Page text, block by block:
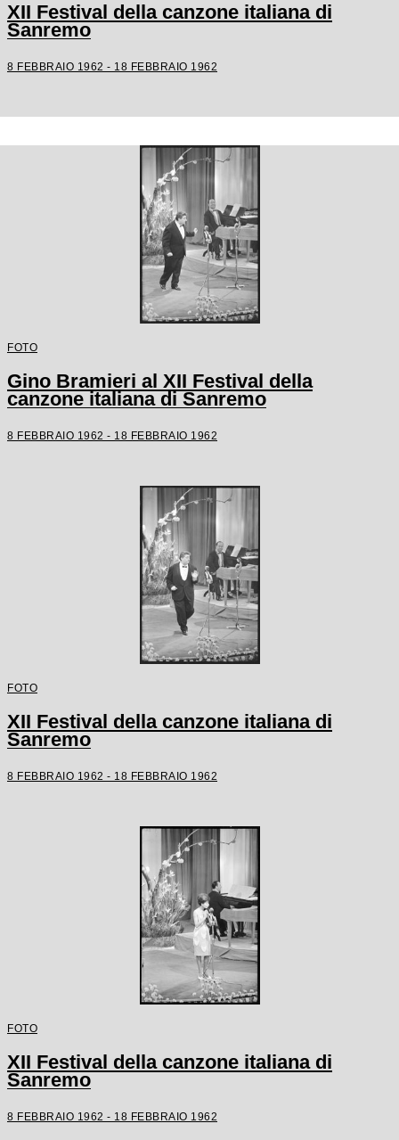
XII Festival della canzone italiana di
Sanremo
8 FEBBRAIO 1962 - 18 FEBBRAIO 1962
FOTO
Gino Bramieri al XII Festival della
canzone italiana di Sanremo
8 FEBBRAIO 1962 - 18 FEBBRAIO 1962
FOTO
XII Festival della canzone italiana di
Sanremo
8 FEBBRAIO 1962 - 18 FEBBRAIO 1962
FOTO
XII Festival della canzone italiana di
Sanremo
8 FEBBRAIO 1962 - 18 FEBBRAIO 1962